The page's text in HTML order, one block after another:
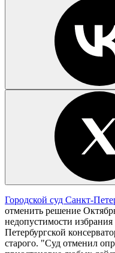
Городской суд Санкт-
отменить решение
недопустимости избрания
Петербургской
старого. "Суд отменил